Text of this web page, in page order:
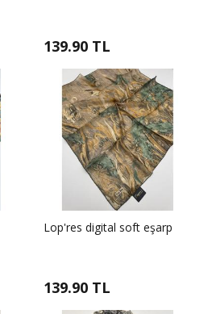
139.90 TL
Lop'res digital soft eşarp
139.90 TL